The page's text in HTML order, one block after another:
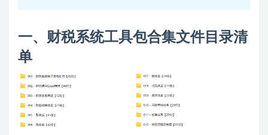
一、财税系统工具包合集文件目录清
单